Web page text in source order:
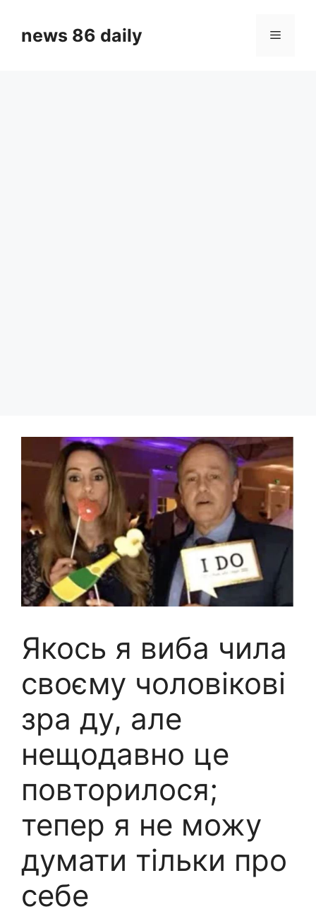
contentnews 86 daily Menu
Якось я виба чила
своєму чоловікові
зра ду, але
нещодавно це
повторилося;
тепер я не можу
думати тільки про
себе